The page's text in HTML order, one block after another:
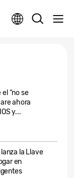
“no se
ahora
y...
la Llave
en